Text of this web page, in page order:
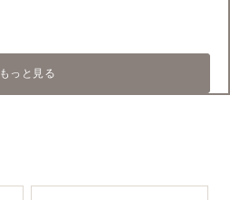
もっと見る